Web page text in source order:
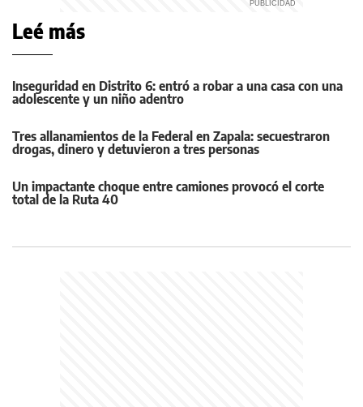
Leé más
Inseguridad en Distrito 6: entró a robar a una casa con una
adolescente y un niño adentro
Tres allanamientos de la Federal en Zapala: secuestraron
drogas, dinero y detuvieron a tres personas
Un impactante choque entre camiones provocó el corte
total de la Ruta 40